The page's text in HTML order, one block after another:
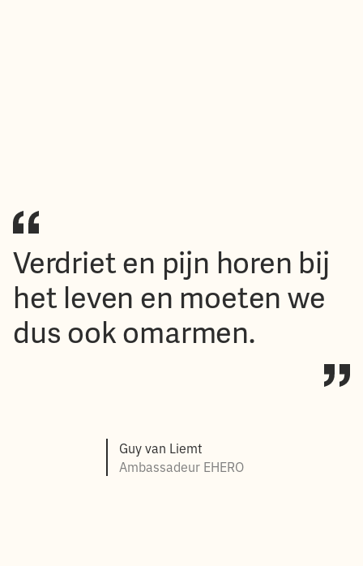
Verdriet en pijn horen bij
het leven en moeten we
dus ook omarmen.
Guy van Liemt
Ambassadeur EHERO